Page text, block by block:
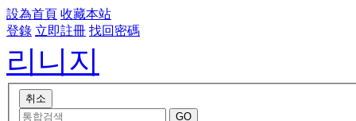
設為首頁 收藏本站
登錄 立即註冊 找回密碼
리니지